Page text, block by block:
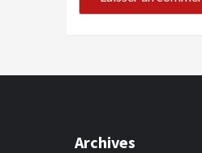
Archives